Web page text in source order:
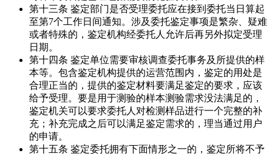
第十三条 鉴定部门是否受理委托应在接到委托当日算起
至第7个工作日间通知。涉及委托鉴定事项是繁杂、疑难
或者特殊的，鉴定机构经委托人允许后再另外拟定受理
日期。
第十四条 鉴定单位需要审核调查委托事务及所提供的样
本等。包含鉴定机构提供的运营范围内，鉴定的用处是
合理正当的，提供的鉴定材料要满足鉴定的要求，应该
给予受理。要是用于测验的样本测验需求没法满足的，
鉴定机关可以要求委托人对检测样品进行一个完整的补
充；补充完成之后可以满足鉴定需求的，理当通过用户
的申请。
第十五条 鉴定委托拥有下面情形之一的，鉴定所将不予